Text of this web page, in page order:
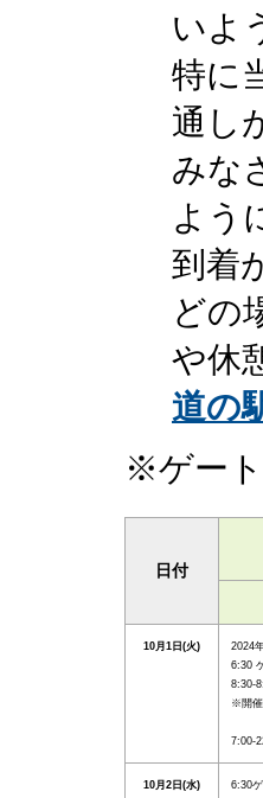
いよ
特に
通し
みな
よう
到着
どの
や休
道の
※ゲー
日付
10月1日(火) 2024
6:30
8:30-
※開催
7:00-
10月2日(水)
6:30